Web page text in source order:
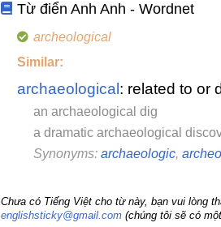
Từ điển Anh Anh - Wordnet
archeological
Similar:
archaeological : related to or
an archaeological dig
a dramatic archaeological
Synonyms: archaeologic,
Chưa có Tiếng Việt cho từ này, bạn vui lòng
englishsticky@gmail.com (chúng tôi sẽ có